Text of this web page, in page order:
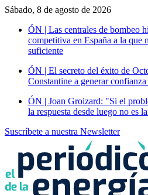
Sábado, 8 de agosto de 2026
ÓN | Las centrales de bombeo
competitiva en España a la que
suficiente
ÓN | El secreto del éxito de
Constantine a generar
ÓN | Joan Groizard: "Si el
la respuesta desde luego no es
Suscríbete a nuestra Newsletter